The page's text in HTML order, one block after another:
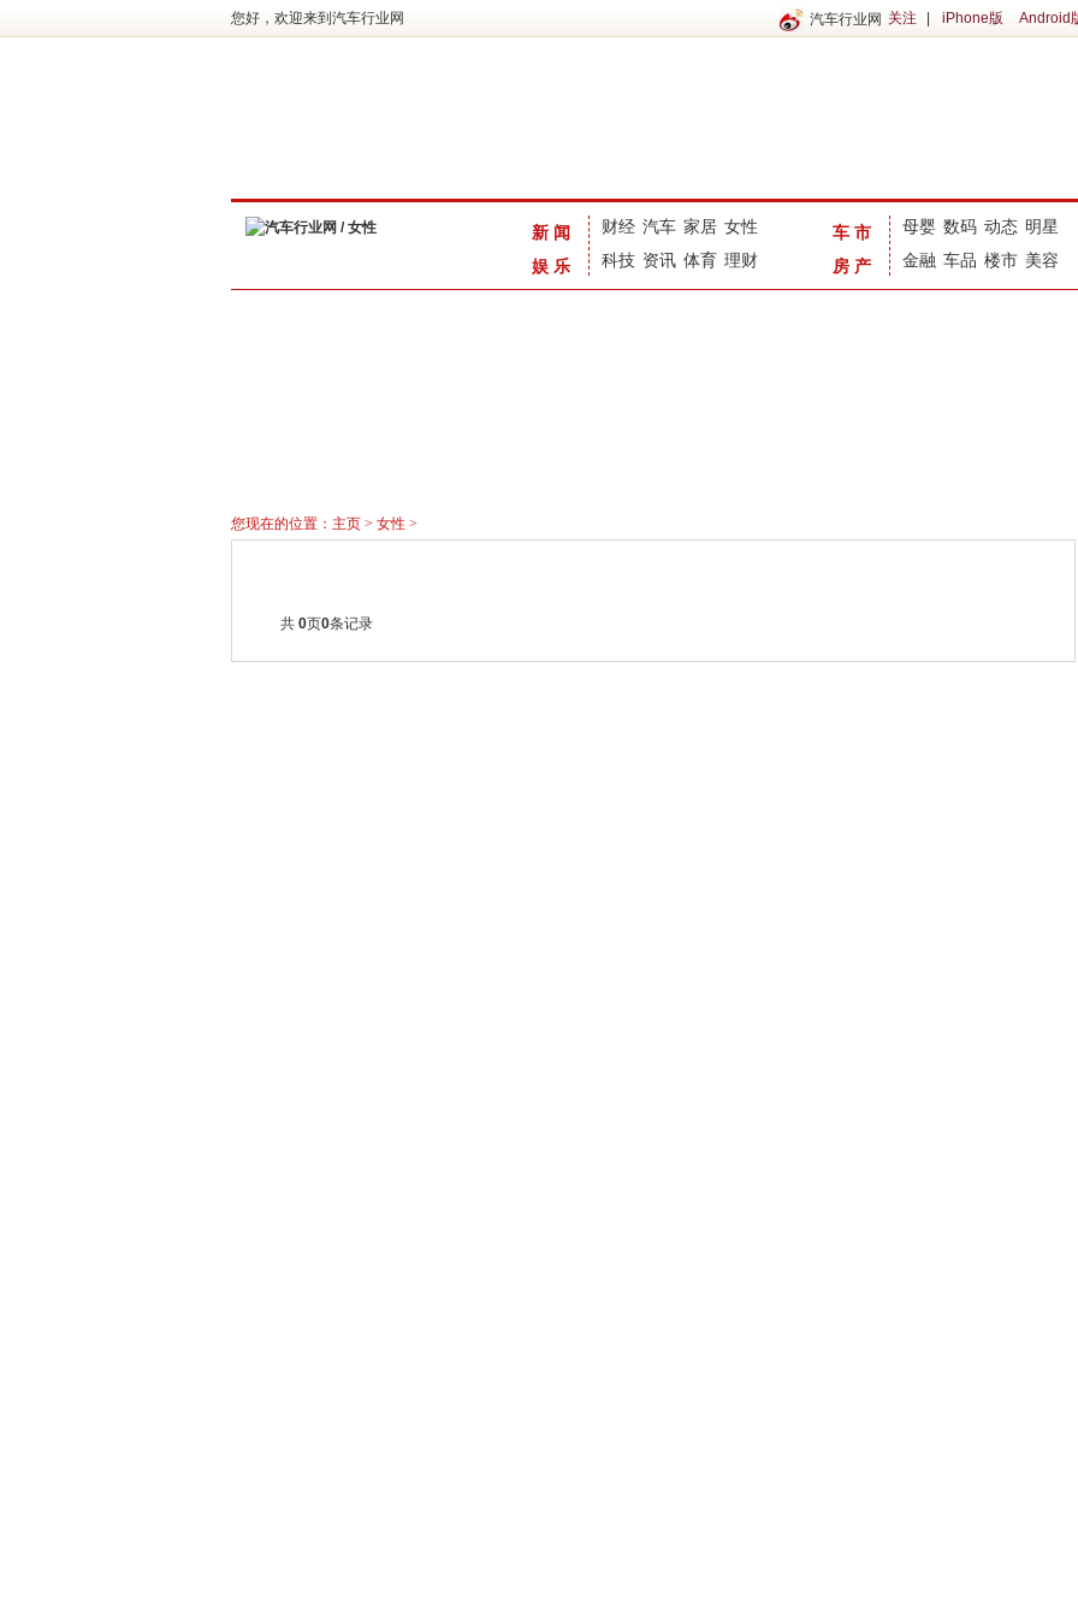
汽车行业网 关注 iPhone版 Android
您好，欢迎来到汽车行业网
新闻
娱乐
财经 汽车 家居 女性
科技 资讯 体育 理财
车市
房产
母婴 数码 动态 明星
金融 车品 楼市 美容
您现在的位置： 主页 > 女性 >
共 0页0条记录